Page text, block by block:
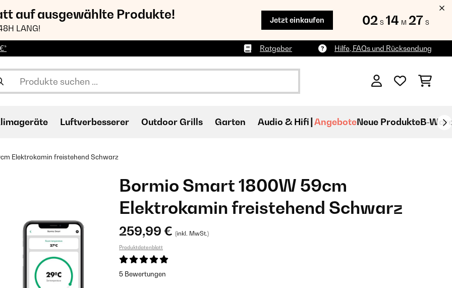
auf ausgewählte Produkte!
LANG!
Jetzt einkaufen 02 S 14 M 24 S
Ratgeber Hilfe, FAQs und Rücksendung
Luftverbesserer Outdoor Grills Garten Audio & Hifi AngeboteNeue ProdukteB-
Elektrokamin freistehend​ Schwarz
Bormio Smart 1800W 59cm
Elektrokamin freistehend​ Schwarz
259,99 € (inkl. MwSt.)
Produktdatenblatt
5 Bewertungen